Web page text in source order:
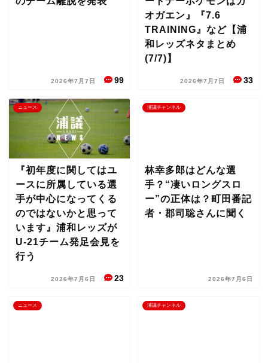
2026年7月7日 99
オガエン』『7.6
TRAINING』など【浦
和レッズネタまとめ
(7/7)】
2026年7月7日 33
ニュース
『初年度に関してはユ
ースに所属している選
手が中心になってくる
のではないかと思って
います』浦和レッズが
U-21チーム発足会見を
行う
2026年7月6日 23
浦議チャンネル
林幸多郎はどんな選
手？“凄いロングスロ
ー”の正体は？町田番記
者・郡司聡さんに聞く
2026年7月6日
ニュース 浦議チャンネル